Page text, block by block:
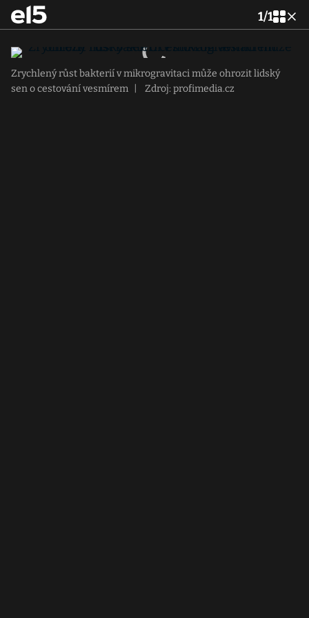
1/1
Zrychlený růst bakterií v mikrogravitaci může ohrozit lidský
sen o cestování vesmírem
Zdroj: profimedia.cz